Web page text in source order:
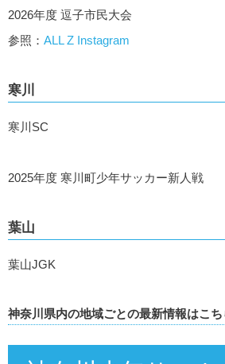
2026年度 逗子市民大会
参照： ALL Z Instagram
寒川
寒川SC
2025年度 寒川町少年サッカー新人戦
葉山
葉山JGK
神奈川県内の地域ごとの最新情報はこち